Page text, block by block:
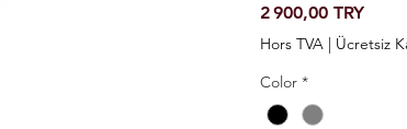
2 900,00 TRYPrix
Hors TVA | Ücretsiz
Color *